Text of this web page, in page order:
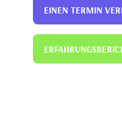
EINEN TERMIN